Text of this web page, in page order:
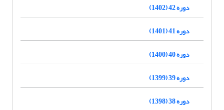
دوره 42 (1402)
دوره 41 (1401)
دوره 40 (1400)
دوره 39 (1399)
دوره 38 (1398)